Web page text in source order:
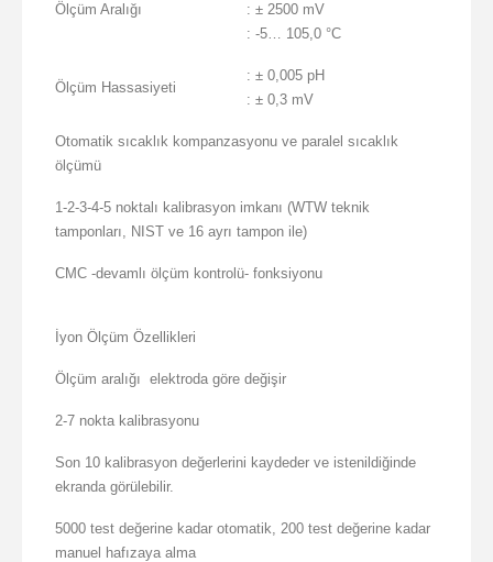
Ölçüm Aralığı
: ± 2500 mV
: -5… 105,0 °C
Ölçüm Hassasiyeti
: ± 0,005 pH
: ± 0,3 mV
Otomatik sıcaklık kompanzasyonu ve paralel sıcaklık
ölçümü
1-2-3-4-5 noktalı kalibrasyon imkanı (WTW teknik
tamponları, NIST ve 16 ayrı tampon ile)
CMC -devamlı ölçüm kontrolü- fonksiyonu
İyon Ölçüm Özellikleri
Ölçüm aralığı elektroda göre değişir
2-7 nokta kalibrasyonu
Son 10 kalibrasyon değerlerini kaydeder ve istenildiğinde
ekranda görülebilir.
5000 test değerine kadar otomatik, 200 test değerine kadar
manuel hafızaya alma